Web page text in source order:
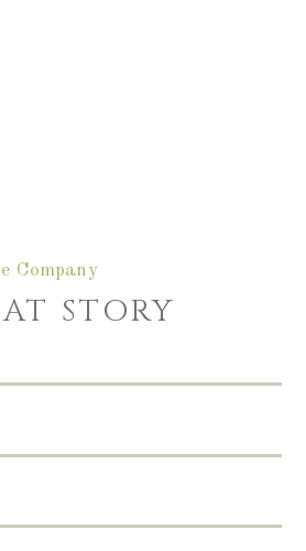
Company
STORY